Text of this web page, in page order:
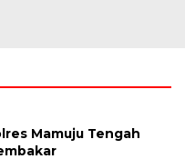
Mamuju Tengah